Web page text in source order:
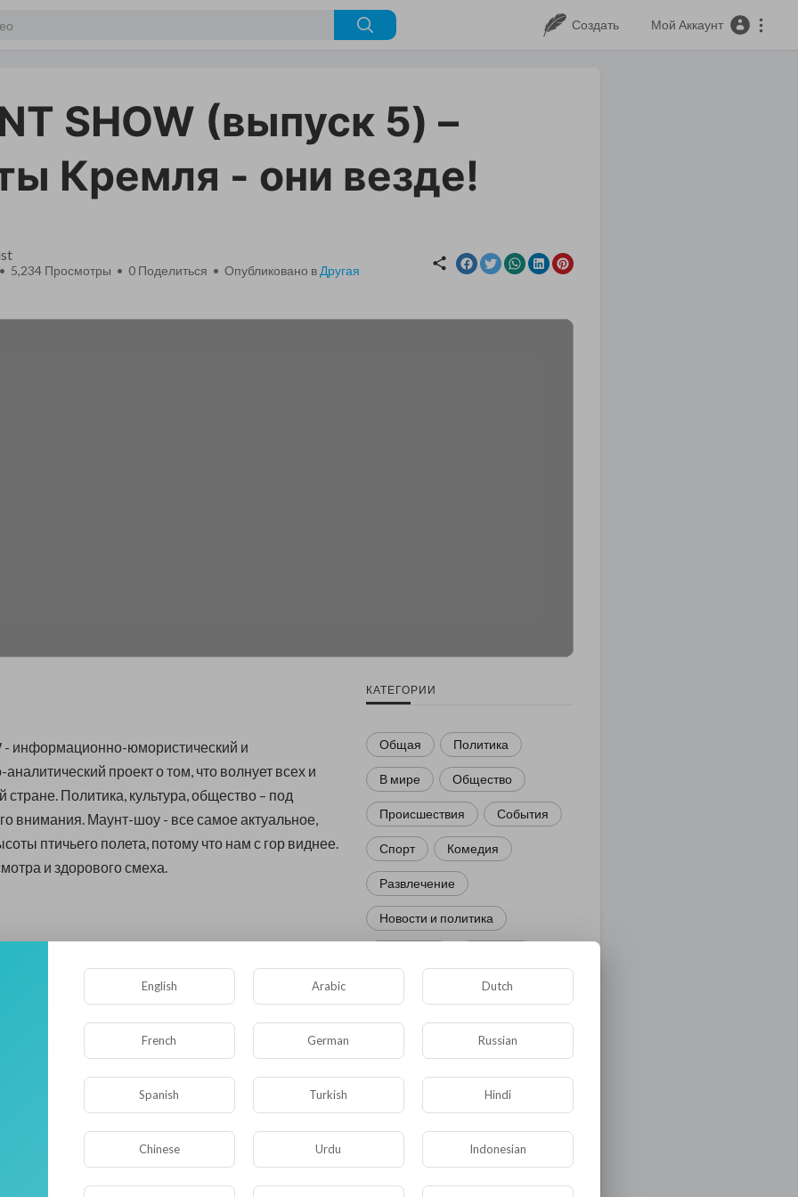
Создать Мой Аккаунт
SHOW (выпуск 5) –
Кремля - они везде!
5,234 Просмотры • 0 Поделиться • Опубликовано в Другая
информационно-юмористический и
проект о том, что волнует всех и
стране. Политика, культура, общество – под
внимания. Маунт-шоу - все самое актуальное,
птичьего полета, потому что нам с гор виднее.
и здорового смеха.
КАТЕГОРИИ
Общая Политика
В мире Общество
Происшествия События
Спорт Комедия
Развлечение
Новости и политика
ЖКХ
История Медицина
Юмор
Наука и образование
Экология
English Arabic Dutch
French German Russian
Spanish Turkish Hindi
Chinese Urdu Indonesian